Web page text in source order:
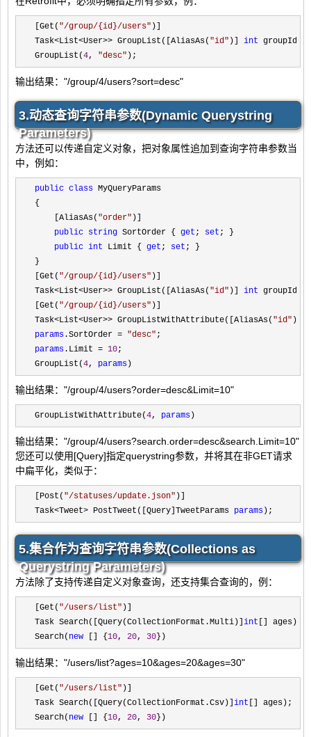
[Get( "/group/{id}/users" )]
Task<List<User>> GroupList([AliasAs( "id" )] int groupId,
GroupList(4, "desc" );
输出结果："/group/4/users?sort=desc"
3.动态查询字符串参数(Dynamic Querystring
Parameters)
方法还可以传递自定义对象，把对象属性追加到查询字符串参数当
中，例如：
public class MyQueryParams
{
    [AliasAs(
"order" )]
public string SortOrder { get ; set ; }
public int Limit { get ; set ; }
}
[Get( "/group/{id}/users" )]
Task<List<User>> GroupList([AliasAs( "id" )] int groupId,
[Get( "/group/{id}/users" )]
Task<List<User>> GroupListWithAttribute([AliasAs( "id" )]
params .SortOrder = "desc"
params .Limit = 10;
GroupList(4, params )
输出结果："/group/4/users?order=desc&Limit=10"
GroupListWithAttribute(4, params )
输出结果："/group/4/users?search.order=desc&search.Limit=10"
您还可以使用[Query]指定querystring参数，并将其在非GET请求
中扁平化，类似于：
[Post( "/statuses/update.json" )]
Task<Tweet> PostTweet([Query]TweetParams params );
5.集合作为查询字符串参数(Collections as
Querystring Parameters)
方法除了支持传递自定义对象查询，还支持集合查询的，例：
[Get( "/users/list" )]
Task Search([Query(CollectionFormat.Multi)] int [] ages);
Search( new [] { 10, 20, 30 })
输出结果："/users/list?ages=10&ages=20&ages=30"
[Get( "/users/list" )]
Task Search([Query(CollectionFormat.Csv)] int [] ages);
Search( new [] { 10, 20, 30 })